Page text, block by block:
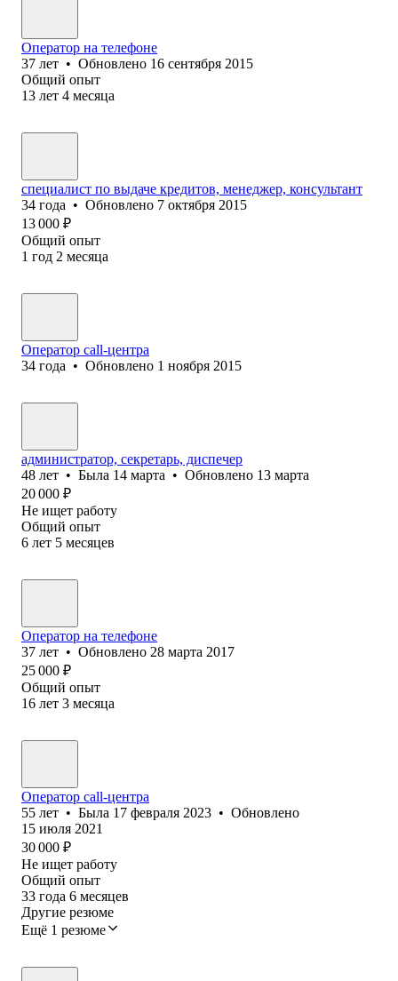
Оператор на телефоне
37 лет • Обновлено 16 сентября 2015
Общий опыт
13 лет 4 месяца
специалист по выдаче кредитов, менеджер, консультант
34 года • Обновлено 7 октября 2015
13 000 ₽
Общий опыт
1 год 2 месяца
Оператор call-центра
34 года • Обновлено 1 ноября 2015
администратор, секретарь, диспечер
48 лет • Была 14 марта • Обновлено 13 марта
20 000 ₽
Не ищет работу
Общий опыт
6 лет 5 месяцев
Оператор на телефоне
37 лет • Обновлено 28 марта 2017
25 000 ₽
Общий опыт
16 лет 3 месяца
Оператор call-центра
55 лет • Была 17 февраля 2023 • Обновлено
15 июля 2021
30 000 ₽
Не ищет работу
Общий опыт
33 года 6 месяцев
Другие резюме
Ещё 1 резюме